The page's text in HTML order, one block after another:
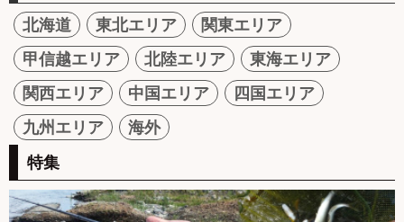
北海道 東北エリア
関東エリア
甲信越エリア
北陸エリア
東海エリア
関西エリア
中国エリア
四国エリア
九州エリア
海外
特集